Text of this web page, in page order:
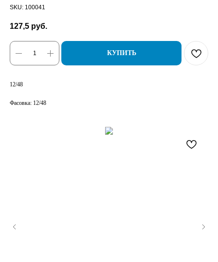
SKU: 100041
127,5 руб.
КУПИТЬ
12/48
Фасовка: 12/48